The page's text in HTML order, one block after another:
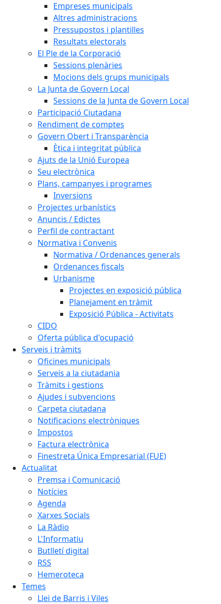
Empreses municipals
Altres administracions
Pressupostos i plantilles
Resultats electorals
El Ple de la Corporació
Sessions plenàries
Mocions dels grups municipals
La Junta de Govern Local
Sessions de la Junta de Govern Local
Participació Ciutadana
Rendiment de comptes
Govern Obert i Transparència
Ètica i integritat pública
Ajuts de la Unió Europea
Seu electrònica
Plans, campanyes i programes
Inversions
Projectes urbanístics
Anuncis / Edictes
Perfil de contractant
Normativa i Convenis
Normativa / Ordenances generals
Ordenances fiscals
Urbanisme
Projectes en exposició pública
Planejament en tràmit
Exposició Pública - Activitats
CIDO
Oferta pública d'ocupació
Serveis i tràmits
Oficines municipals
Serveis a la ciutadania
Tràmits i gestions
Ajudes i subvencions
Carpeta ciutadana
Notificacions electròniques
Impostos
Factura electrònica
Finestreta Única Empresarial (FUE)
Actualitat
Premsa i Comunicació
Notícies
Agenda
Xarxes Socials
La Ràdio
L'Informatiu
Butlletí digital
RSS
Hemeroteca
Temes
Llei de Barris i Viles